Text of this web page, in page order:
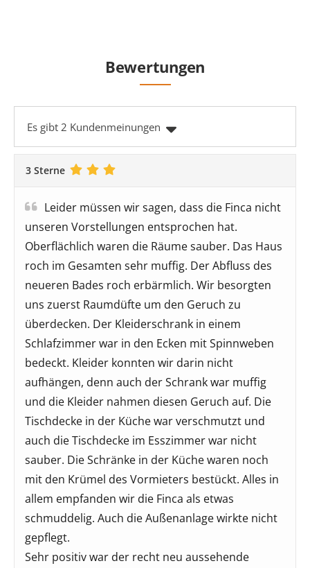
Bewertungen
Es gibt 2 Kundenmeinungen
3 Sterne
Leider müssen wir sagen, dass die Finca nicht
unseren Vorstellungen entsprochen hat.
Oberflächlich waren die Räume sauber. Das Haus
roch im Gesamten sehr muffig. Der Abfluss des
neueren Bades roch erbärmlich. Wir besorgten
uns zuerst Raumdüfte um den Geruch zu
überdecken. Der Kleiderschrank in einem
Schlafzimmer war in den Ecken mit Spinnweben
bedeckt. Kleider konnten wir darin nicht
aufhängen, denn auch der Schrank war muffig
und die Kleider nahmen diesen Geruch auf. Die
Tischdecke in der Küche war verschmutzt und
auch die Tischdecke im Esszimmer war nicht
sauber. Die Schränke in der Küche waren noch
mit den Krümel des Vormieters bestückt. Alles in
allem empfanden wir die Finca als etwas
schmuddelig. Auch die Außenanlage wirkte nicht
gepflegt.
Sehr positiv war der recht neu aussehende